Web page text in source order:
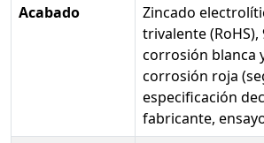
Acabado
Zincado
trivalente (RoHS),
corrosión blanca
corrosión roja
especificación
fabricante,